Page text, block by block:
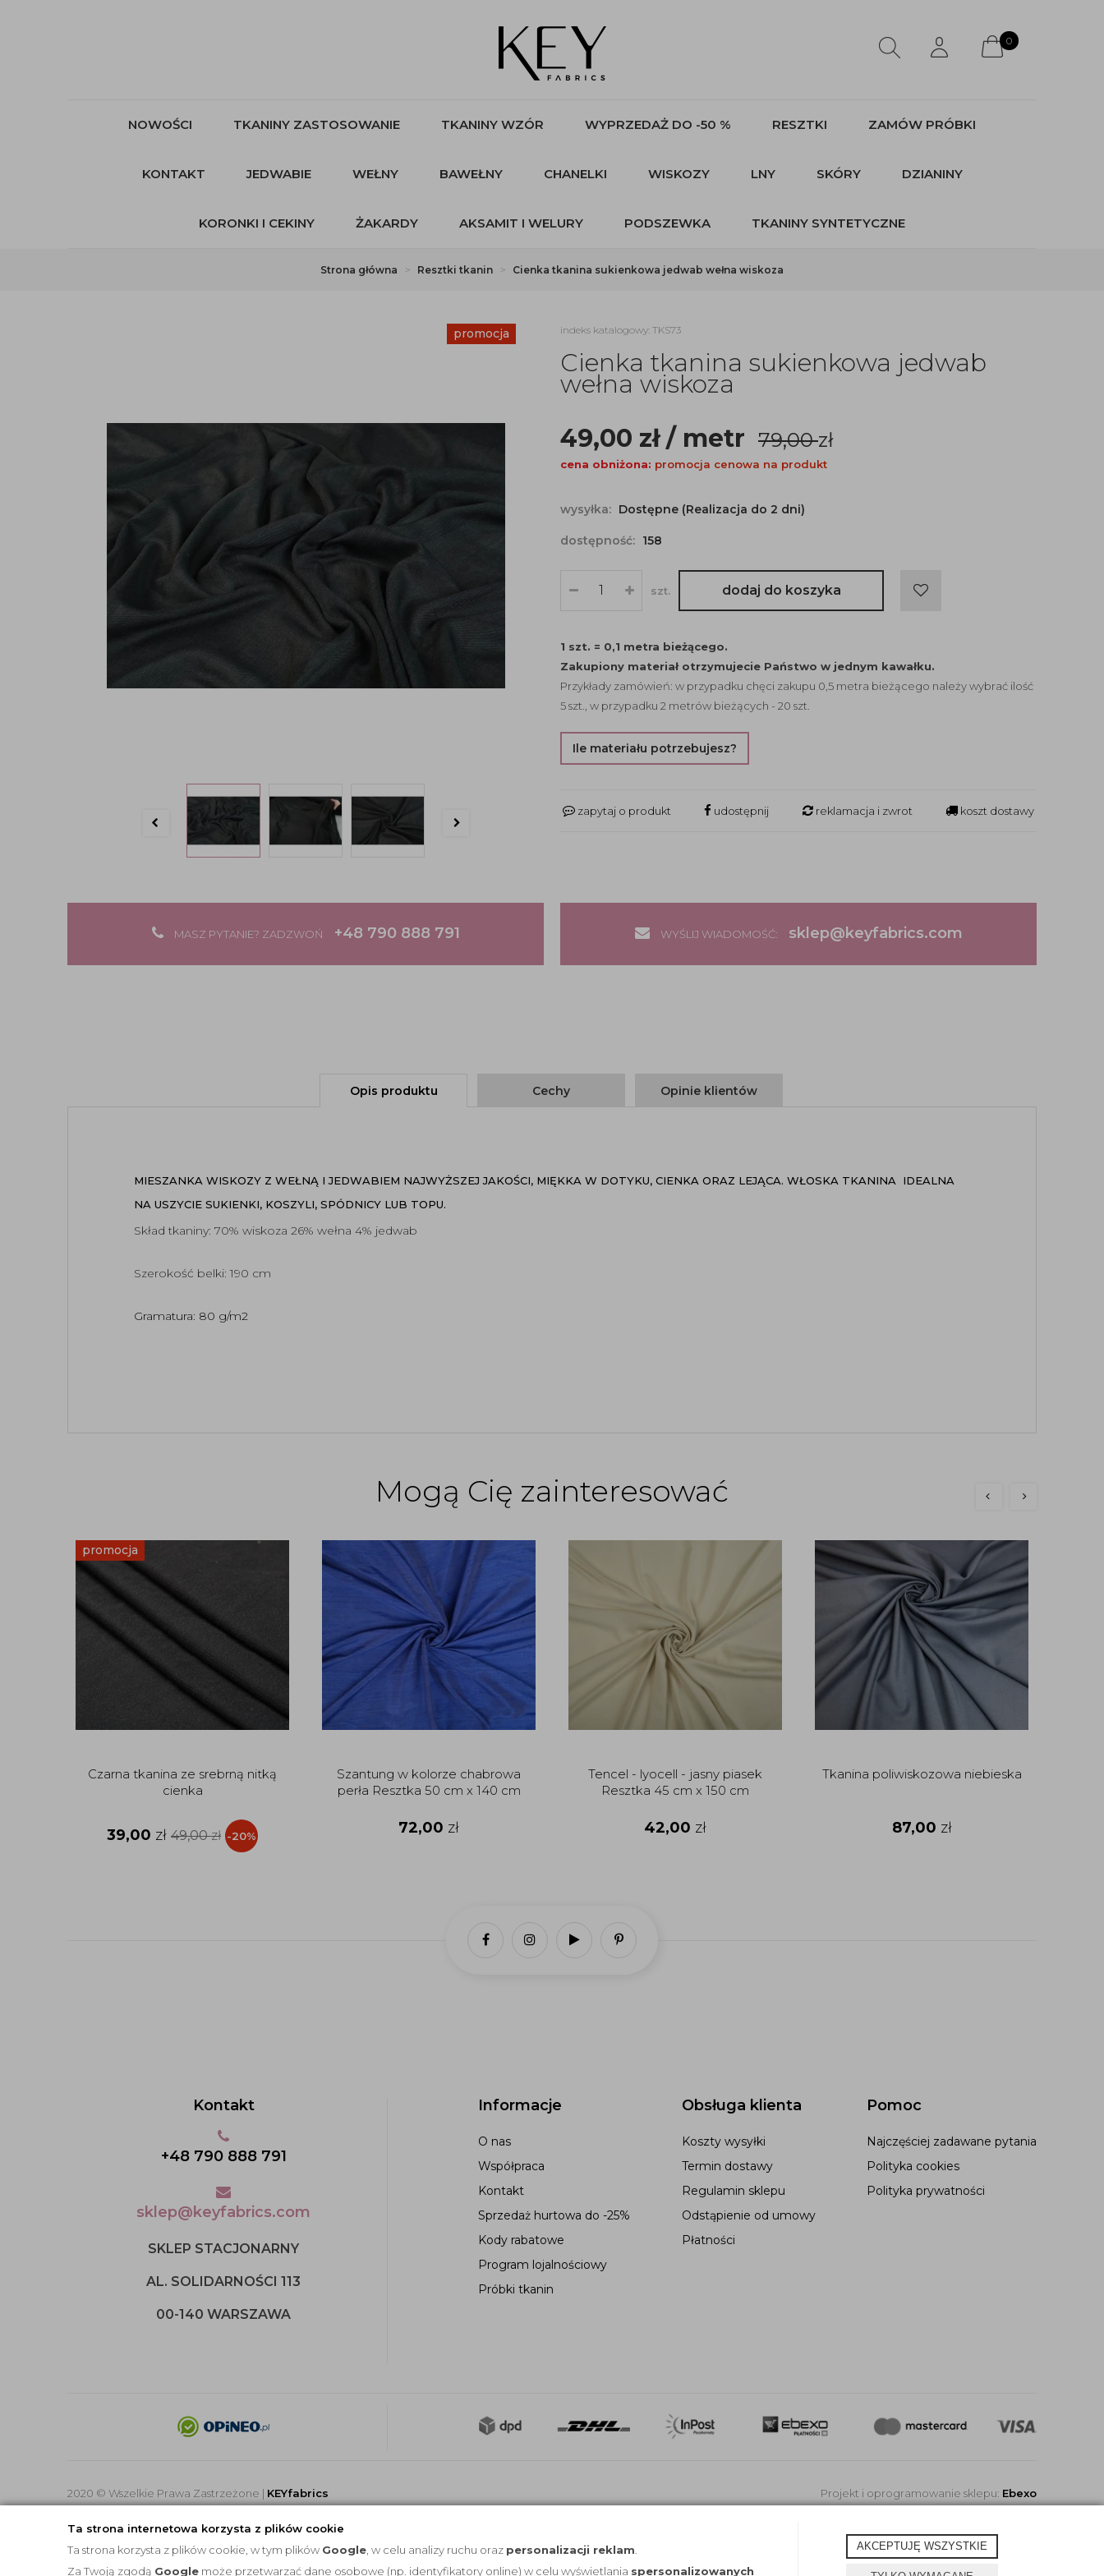
Ta strona internetowa korzysta z plików cookie
Ta strona korzysta z plików cookie, w tym plików Google , w celu analizy ruchu oraz personalizacji reklam
Za Twoją zgodą Google może przetwarzać dane osobowe (np. identyfikatory online) w celu wyświetlania spersonalizowanych
AKCEPTUJĘ WSZYSTKIE
0
NOWOŚCI TKANINY ZASTOSOWANIE TKANINY WZÓR WYPRZEDAŻ DO -50 % RESZTKI ZAMÓW PRÓBKI
KONTAKT JEDWABIE WEŁNY BAWEŁNY CHANELKI WISKOZY LNY SKÓRY DZIANINY
KORONKI I CEKINY ŻAKARDY AKSAMIT I WELURY PODSZEWKA TKANINY SYNTETYCZNE
Strona główna Resztki tkanin Cienka tkanina sukienkowa jedwab wełna wiskoza
promocja indeks katalogowy: TKS73
Cienka tkanina sukienkowa jedwab
wełna wiskoza
49,00 zł/ metr 79,00zł
cena obniżona: promocja cenowa na produkt
wysyłka: Dostępne (Realizacja do 2 dni)
dostępność: 158
szt. dodaj do koszyka
1 szt. = 0,1 metra bieżącego.
Zakupiony materiał otrzymujecie Państwo w jednym kawałku.
Przykłady zamówień: w przypadku chęci zakupu 0,5 metra bieżącego należy wybrać ilość
5 szt., w przypadku 2 metrów bieżących - 20 szt.
Ile materiału potrzebujesz?
zapytaj o produkt udostępnij reklamacja i zwrot koszt dostawy
MASZ PYTANIE? ZADZWOŃ +48 790 888 791 WYŚLIJ WIADOMOŚĆ: sklep@keyfabrics.com
Opis produktu Cechy Opinie klientów
MIESZANKA WISKOZY Z WEŁNĄ I JEDWABIEM NAJWYŻSZEJ JAKOŚCI, MIĘKKA W DOTYKU, CIENKA ORAZ LEJĄCA. WŁOSKA TKANINA IDEALNA
NA USZYCIE SUKIENKI, KOSZYLI, SPÓDNICY LUB TOPU.
Skład tkaniny: 70% wiskoza 26% wełna 4% jedwab
Szerokość belki: 190 cm
Gramatura: 80 g/m2
Mogą Cię zainteresować
promocja
Czarna tkanina ze srebrną nitką
cienka
39,00 zł 49,00zł -20%
Szantung w kolorze chabrowa
perła Resztka 50 cm x 140 cm
72,00 zł
Tencel - lyocell - jasny piasek
Resztka 45 cm x 150 cm
42,00 zł
Tkanina poliwiskozowa niebieska
87,00 zł
Informacje
O nas
Współpraca
Kontakt
Sprzedaż hurtowa do -25%
Kody rabatowe
Program lojalnościowy
Próbki tkanin
Obsługa klienta
Koszty wysyłki
Termin dostawy
Regulamin sklepu
Odstąpienie od umowy
Płatności
Pomoc
Najczęściej zadawane pytania
Polityka cookies
Polityka prywatności
Kontakt
+48 790 888 791
sklep@keyfabrics.com
SKLEP STACJONARNY
AL. SOLIDARNOŚCI 113
00-140 WARSZAWA
2020 © Wszelkie Prawa Zastrzeżone | KEYfabrics Projekt i oprogramowanie sklepu: Ebexo